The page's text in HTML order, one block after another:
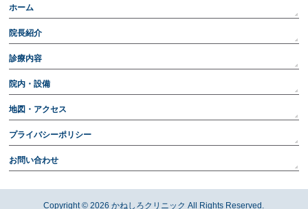
ホーム
院長紹介
診療内容
院内・設備
地図・アクセス
プライバシーポリシー
お問い合わせ
Copyright © 2026かねしろクリニック All Rights Reserved.